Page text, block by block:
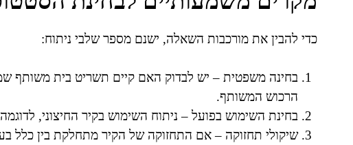
כדי להבין את מורכבות השאלה, ישנם מספר שלבי ניתוח:
בחינה משפטית – יש לבדוק האם קיים תשריט בית משותף
הרכוש המשותף.
בחינת השימוש בפועל – ניתוח השימוש בקיר החיצוני,
שיקולי תחזוקה – אם התחזוקה של הקיר מתחלקת בין כלל